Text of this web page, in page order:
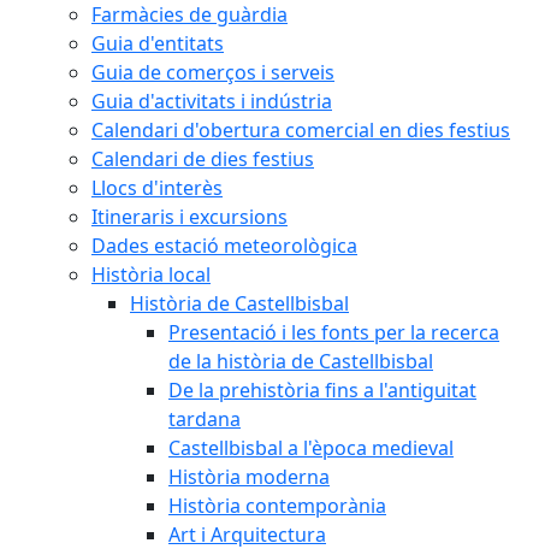
Farmàcies de guàrdia
Guia d'entitats
Guia de comerços i serveis
Guia d'activitats i indústria
Calendari d'obertura comercial en dies festius
Calendari de dies festius
Llocs d'interès
Itineraris i excursions
Dades estació meteorològica
Història local
Història de Castellbisbal
Presentació i les fonts per la recerca
de la història de Castellbisbal
De la prehistòria fins a l'antiguitat
tardana
Castellbisbal a l'època medieval
Història moderna
Història contemporània
Art i Arquitectura